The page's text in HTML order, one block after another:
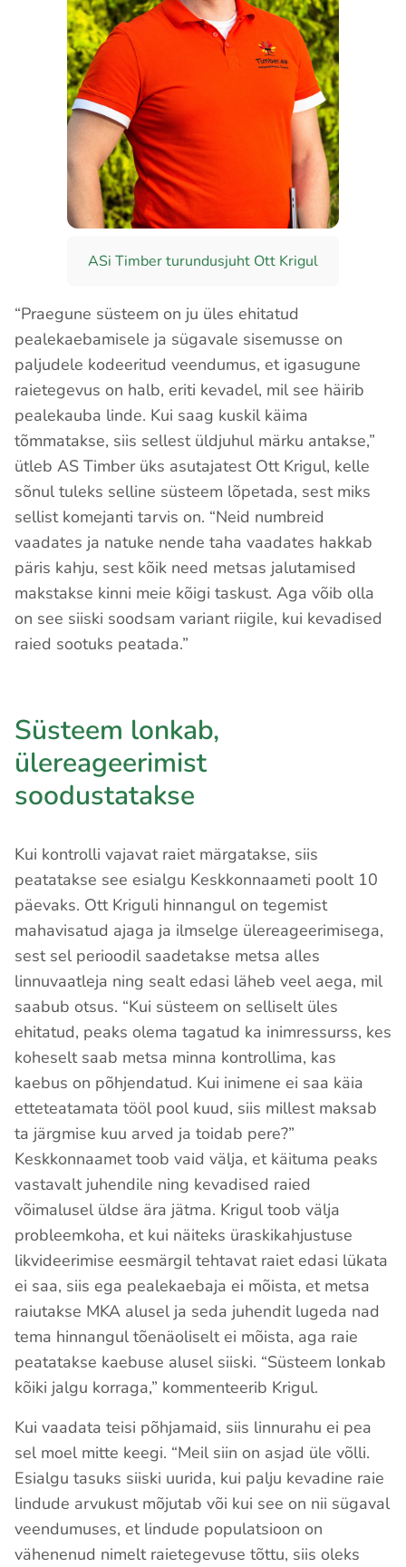
ASi Timber turundusjuht Ott Krigul
“Praegune süsteem on ju üles ehitatud
pealekaebamisele ja sügavale sisemusse on
paljudele kodeeritud veendumus, et igasugune
raietegevus on halb, eriti kevadel, mil see häirib
pealekauba linde. Kui saag kuskil käima
tõmmatakse, siis sellest üldjuhul märku antakse,”
ütleb AS Timber üks asutajatest Ott Krigul, kelle
sõnul tuleks selline süsteem lõpetada, sest miks
sellist komejanti tarvis on. “Neid numbreid
vaadates ja natuke nende taha vaadates hakkab
päris kahju, sest kõik need metsas jalutamised
makstakse kinni meie kõigi taskust. Aga võib olla
on see siiski soodsam variant riigile, kui kevadised
raied sootuks peatada.”
Süsteem lonkab,
ülereageerimist
soodustatakse
Kui kontrolli vajavat raiet märgatakse, siis
peatatakse see esialgu Keskkonnaameti poolt 10
päevaks. Ott Kriguli hinnangul on tegemist
mahavisatud ajaga ja ilmselge ülereageerimisega,
sest sel perioodil saadetakse metsa alles
linnuvaatleja ning sealt edasi läheb veel aega, mil
saabub otsus. “Kui süsteem on selliselt üles
ehitatud, peaks olema tagatud ka inimressurss, kes
koheselt saab metsa minna kontrollima, kas
kaebus on põhjendatud. Kui inimene ei saa käia
etteteatamata tööl pool kuud, siis millest maksab
ta järgmise kuu arved ja toidab pere?”
Keskkonnaamet toob vaid välja, et käituma peaks
vastavalt juhendile ning kevadised raied
võimalusel üldse ära jätma. Krigul toob välja
probleemkoha, et kui näiteks üraskikahjustuse
likvideerimise eesmärgil tehtavat raiet edasi lükata
ei saa, siis ega pealekaebaja ei mõista, et metsa
raiutakse MKA alusel ja seda juhendit lugeda nad
tema hinnangul tõenäoliselt ei mõista, aga raie
peatatakse kaebuse alusel siiski. “Süsteem lonkab
kõiki jalgu korraga,” kommenteerib Krigul.
Kui vaadata teisi põhjamaid, siis linnurahu ei pea
sel moel mitte keegi. “Meil siin on asjad üle võlli.
Esialgu tasuks siiski uurida, kui palju kevadine raie
lindude arvukust mõjutab või kui see on nii sügaval
veendumuses, et lindude populatsioon on
vähenenud nimelt raietegevuse tõttu, siis oleks